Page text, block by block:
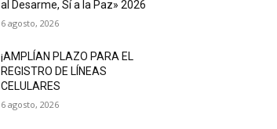
al Desarme, Sí a la Paz» 2026
6 agosto, 2026
¡AMPLÍAN PLAZO PARA EL
REGISTRO DE LÍNEAS
CELULARES
6 agosto, 2026